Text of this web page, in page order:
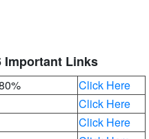
Important Links
Click Here
Click Here
Click Here